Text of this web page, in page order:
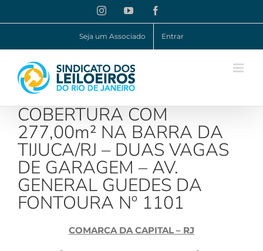
InstagramYouTube
Seja um Associado Entrar
COBERTURA COM
277,00m² NA BARRA DA
TIJUCA/RJ – DUAS VAGAS
DE GARAGEM – AV.
GENERAL GUEDES DA
FONTOURA Nº 1101
COMARCA DA CAPITAL – RJ